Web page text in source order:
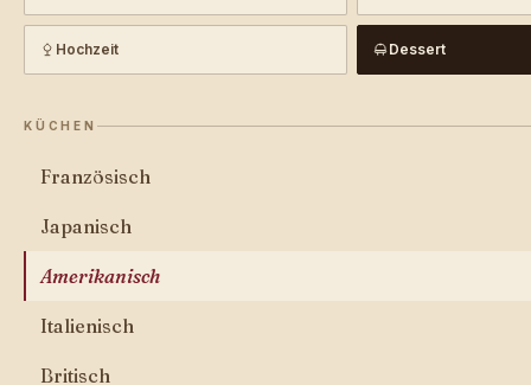
Hochzeit Dessert
KÜCHEN
Französisch
Japanisch
Amerikanisch
Italienisch
Britisch